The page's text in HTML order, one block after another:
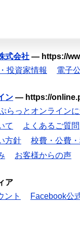
式会社 — https://
投資家情報 電子
ン — https://
らっとオンライン
て
よくあるご質問
方針
校費・公費
お客様からの声
ア
ント
Facebook公